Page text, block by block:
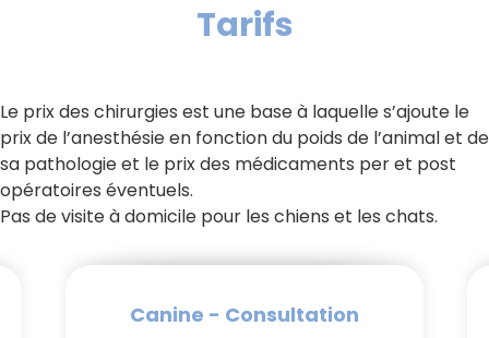
Tarifs
Le prix des chirurgies est une base à laquelle s’ajoute le
prix de l’anesthésie en fonction du poids de l’animal et de
sa pathologie et le prix des médicaments per et post
opératoires éventuels.
Pas de visite à domicile pour les chiens et les chats.
Canine - Consultation